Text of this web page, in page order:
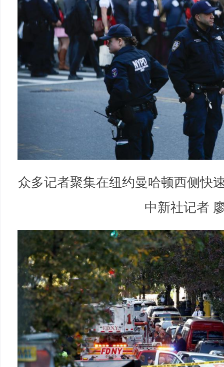
众多记者聚集在纽约曼哈顿西侧快
中新社记者